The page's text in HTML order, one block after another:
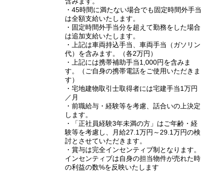
・45時間に満たない場合でも固定時間外手当
は全額支給いたします。
・固定時間外手当分を超えて勤務をした場合
は追加支給いたします。
・上記は車両持込手当、車両手当（ガソリン
代）を含みます。（各2万円）
・上記には携帯補助手当1,000円を含みま
す。（ご自身の携帯電話をご使用いただきま
す）
・宅地建物取引士取得者には宅建手当1万円
／月
・前職給与・経験等を考慮、話合いの上決定
します。
・「正社員経験3年未満の方」はご年齢・経
験等を考慮し、月給27.1万円～29.1万円の検
討とさせていただきます。
・賞与は完全インセンティブ制となります。
インセンティブは自身の担当物件が売れた時
の利益の数%を反映いたします